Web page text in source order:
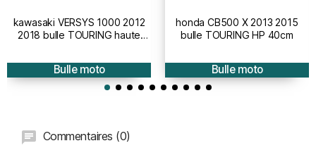
kawasaki VERSYS 1000 2012
2018 bulle TOURING haute
Bulle moto
honda CB500 X 2013 2015
bulle TOURING HP 40cm
Bulle moto
Commentaires (0)